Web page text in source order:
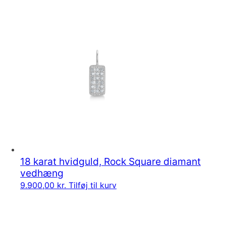
18 karat hvidguld, Rock Square diamant
vedhæng
9.900,00 kr. Tilføj til kurv